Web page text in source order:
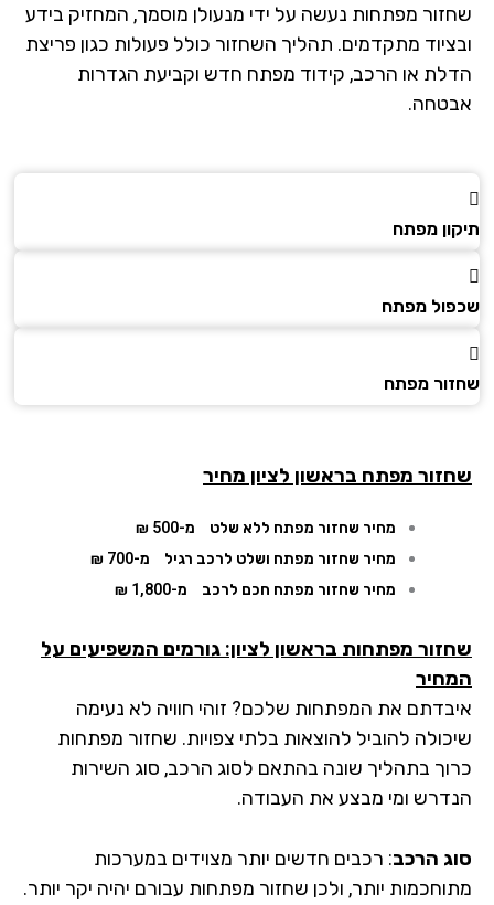
מפתחות נעשה על ידי מנעולן מוסמך, המחזיק בידע
מתקדמים. תהליך השחזור כולל פעולות כגון פריצת
או הרכב, קידוד מפתח חדש וקביעת הגדרות
מפתח
מפתח
מפתח
מפתחבראשון לציון מחיר
מחיר שחזור מפתח ללא שלט
מ-500 ₪
מחיר שחזור מפתח ושלט לרכב רגיל
מ-700 ₪
מחיר שחזור מפתח חכם לרכב
מ-1,800 ₪
מפתחות בראשון לציון: גורמים המשפיעים על
את המפתחות שלכם? זוהי חוויה לא נעימה
להוביל להוצאות בלתי צפויות. שחזור מפתחות
בתהליך שונה בהתאם לסוג הרכב, סוג השירות
ומי מבצע את העבודה.
הרכב: רכבים חדשים יותר מצוידים במערכות
יותר, ולכן שחזור מפתחות עבורם יהיה יקר יותר.